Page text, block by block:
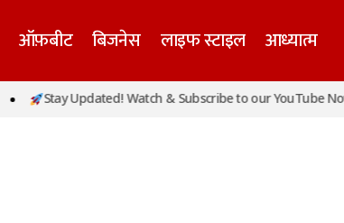
ऑफ़बीट बिजनेस लाइफ स्टाइल आध्यात्म
Stay Updated! Watch & Subscribe to our YouTube Now!